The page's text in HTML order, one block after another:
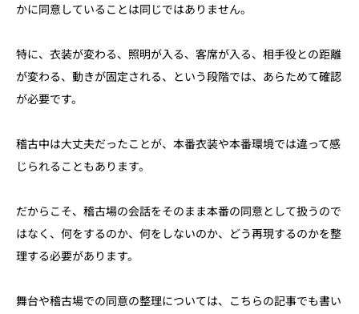
かに同意していることは同じではありません。
特に、衣装が変わる、照明が入る、客席が入る、相手役との距離
が変わる、動きが固定される、という段階では、あらためて確認
が必要です。
稽古中は大丈夫だったことが、本番衣装や本番環境では違って感
じられることもあります。
だからこそ、稽古場の会話をそのまま本番の同意として扱うので
はなく、何をするのか、何をしないのか、どう再現するのかを整
理する必要があります。
舞台や稽古場での同意の整理については、こちらの記事でも書い